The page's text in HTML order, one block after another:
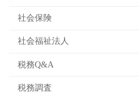
社会保険
社会福祉法人
税務Q&A
税務調査